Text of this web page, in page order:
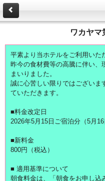
ワカヤマ
平素より当ホテルをご利用いた
昨今の食材費等の高騰に伴い、
まいりました。
誠に心苦しい限りではございま
ていただきます。
■料金改定日
2026年5月15日ご宿泊分（5月
■新料金
800円（税込）
■ 適用基準について
朝食料金は、「朝食をお申し込